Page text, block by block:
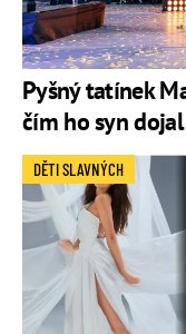
Pyšný tatínek
čím ho syn dojal
DĚTI SLAVNÝCH